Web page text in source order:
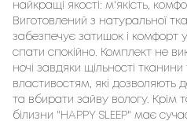
найкращі якості: м'якість,
Виготовлений з натуральної
забезпечує затишок і комфорт
спати спокійно. Комплект не
ночі завдяки щільності
властивостям, які дозволяють
та вбирати зайву вологу. Крім
білизни "HAPPY SLEEP" має